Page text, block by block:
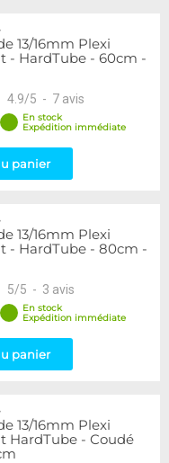
13/16mm Plexi
- HardTube - 60cm -
4.9/5 - 7 avis
En stock
Expédition immédiate
panier
13/16mm Plexi
- HardTube - 80cm -
5/5 - 3 avis
En stock
Expédition immédiate
panier
13/16mm Plexi
HardTube - Coudé